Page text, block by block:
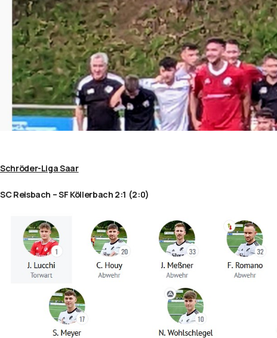
Schröder-Liga Saar
SC Reisbach – SF Köllerbach 2:1 (2:0)